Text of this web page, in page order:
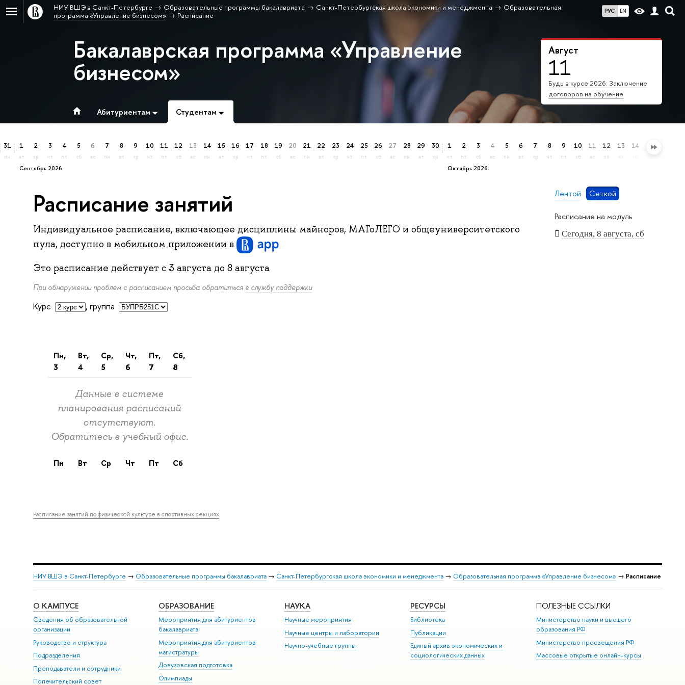
РУС EN
НИУ ВШЭ в Санкт-Петербурге Образовательные программы бакалавриата Санкт-Петербургская школа экономики и менеджмента
Образовательная
программа «Управление бизнесом»
Расписание
Август
11
Будь в курсе 2026: Заключение
договоров на обучение
Бакалаврская программа «Управление
бизнесом»
Абитуриентам Студентам
31
пн
сентябрь 2026
1
вт
2
ср
3
чт
4
пт
5
сб
6
вс
7
пн
8
вт
9
ср
10
чт
11
пт
12
сб
13
вс
14
пн
15
вт
16
ср
17
чт
18
пт
19
сб
20
вс
21
пн
22
вт
23
ср
24
чт
25
пт
26
сб
27
вс
28
пн
29
вт
30
ср
октябрь 2026
1
чт
2
пт
3
сб
4
вс
5
пн
6
вт
7
ср
8
чт
9
пт
10
сб
11
вс
12
пн
13 14 15
Лентой Сеткой
Расписание на модуль
Сегодня, 8 августа, сб
Расписание занятий
Индивидуальное расписание, включающее дисциплины майноров, МАГоЛЕГО и общеуниверситетского
пула, доступно в мобильном приложении в
Это расписание действует с 3 августадо 8 августа
При обнаружении проблем с расписанием просьба обратиться в службу поддержки
Курс , группа
пн,
3
вт,
4
ср,
5
чт,
6
пт,
7
сб,
8
Данные в системе
планирования расписаний
отсутствуют.
Обратитесь в учебный офис.
пн вт ср чт пт сб
Расписание занятий по физической культуре в спортивных секциях
НИУ ВШЭ в Санкт-Петербурге → Образовательные программы бакалавриата→ Санкт-Петербургская школа экономики и менеджмента→ Образовательная программа «Управление бизнесом» → Расписание
О КАМПУСЕ
Сведения об образовательной
организации
Руководство и структура
Подразделения
Преподаватели и сотрудники
Попечительский совет
ОБРАЗОВАНИЕ
Мероприятия для абитуриентов
бакалавриата
Мероприятия для абитуриентов
магистратуры
Довузовская подготовка
Олимпиады
НАУКА
Научные мероприятия
Научные центры и лаборатории
Научно-учебные группы
РЕСУРСЫ
Библиотека
Публикации
Единый архив экономических и
социологических данных
ПОЛЕЗНЫЕ ССЫЛКИ
Министерство науки и высшего
образования РФ
Министерство просвещения РФ
Массовые открытые онлайн-курсы